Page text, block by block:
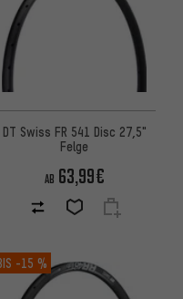
auf 4 Bewertungen
DT Swiss FR 541 Disc 27,5"
Felge
AB 63,99€
-15 %